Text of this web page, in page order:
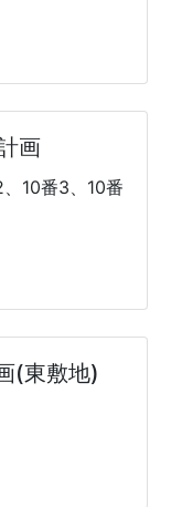
画
10番3、10番
(東敷地)